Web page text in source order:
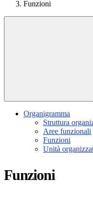
Funzioni
Organigramma
Struttura
Aree funzionali
Funzioni
Unità
Funzioni